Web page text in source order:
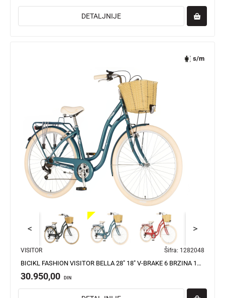
DETALJNIJE
s/m
< >
VISITOR Šifra: 1282048
BICIKL FASHION VISITOR BELLA 28" 18" V-BRAKE 6 BRZINA 155-178CM(S/M) PLAVI
30.950,00 DIN